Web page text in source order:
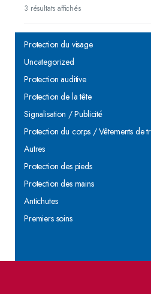
3 résultats affichés
Protection du visage
Uncategorized
Protection auditive
Protection de la tête
Signalisation / Publicité
Protection du corps / Vêtements de
Autres
Protection des pieds
Protection des mains
Antichutes
Premiers soins